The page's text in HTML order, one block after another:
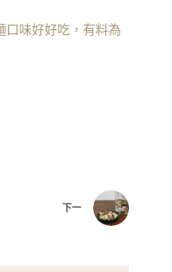
口味好好吃，有料為
下一